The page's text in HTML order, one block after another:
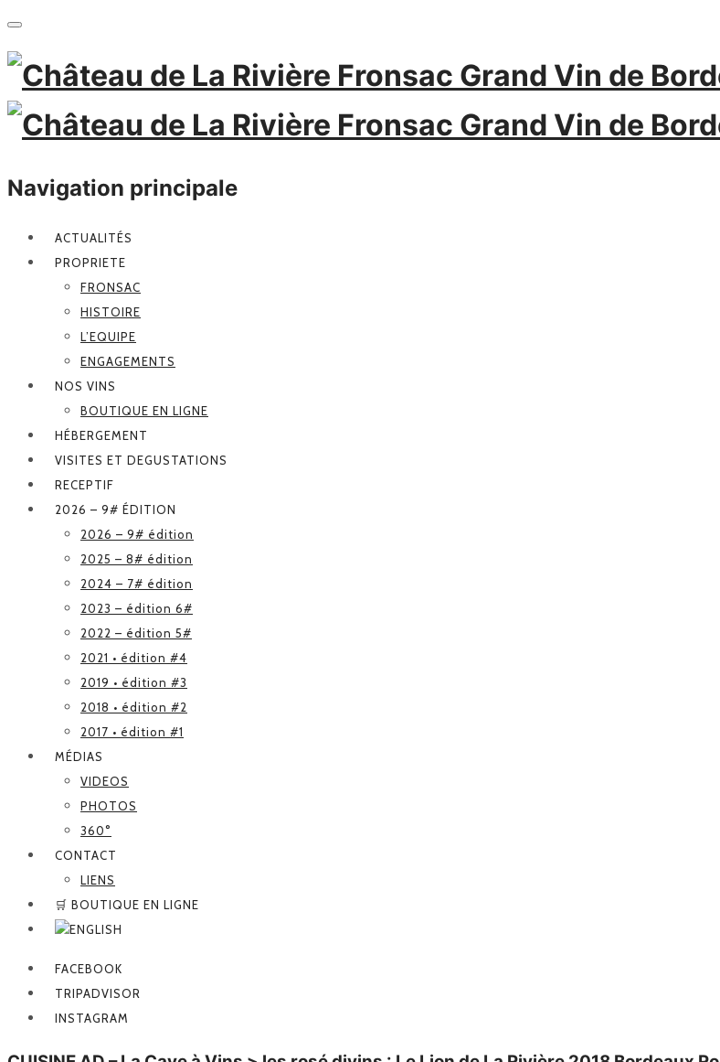
Navigation principale
ACTUALITÉS
PROPRIETE
FRONSAC
HISTOIRE
L’EQUIPE
ENGAGEMENTS
NOS VINS
BOUTIQUE EN LIGNE
HÉBERGEMENT
VISITES ET DEGUSTATIONS
RECEPTIF
2026 – 9# ÉDITION
2026 – 9# édition
2025 – 8# édition
2024 – 7# édition
2023 – édition 6#
2022 – édition 5#
2021 • édition #4
2019 • édition #3
2018 • édition #2
2017 • édition #1
MÉDIAS
VIDEOS
PHOTOS
360°
CONTACT
LIENS
🛒 BOUTIQUE EN LIGNE
FACEBOOK
TRIPADVISOR
INSTAGRAM